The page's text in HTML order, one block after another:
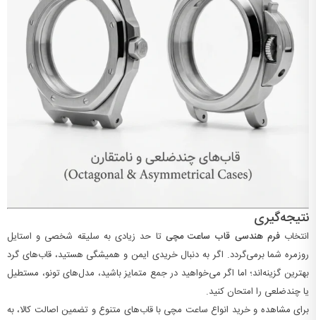
نتیجه‌گیری
انتخابفرم هندسی قاب ساعت مچی تا حد زیادی به سلیقه شخصی و استایل
روزمره شما برمی‌گردد. اگر به دنبال خریدی ایمن و همیشگی هستید، قاب‌های گرد
بهترین گزینه‌اند؛ اما اگر می‌خواهید در جمع متمایز باشید، مدل‌های تونو، مستطیل
یا چندضلعی را امتحان کنید.
برای مشاهده و خرید انواع ساعت مچی با قاب‌های متنوع و تضمین اصالت کالا، به